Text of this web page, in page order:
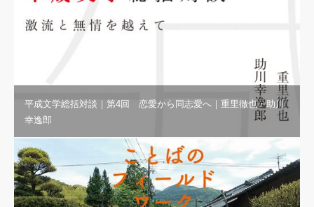
平成文学総括対談｜第4回 恋愛から同志愛へ｜重里徹也・助川
幸逸郎